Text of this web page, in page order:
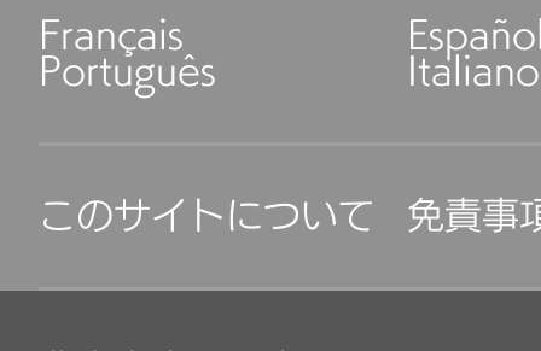
Français
Português Italiano
このサイトについて 免責事